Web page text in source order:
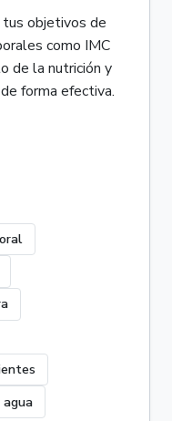
objetivos de
como IMC
de la nutrición y
forma efectiva.